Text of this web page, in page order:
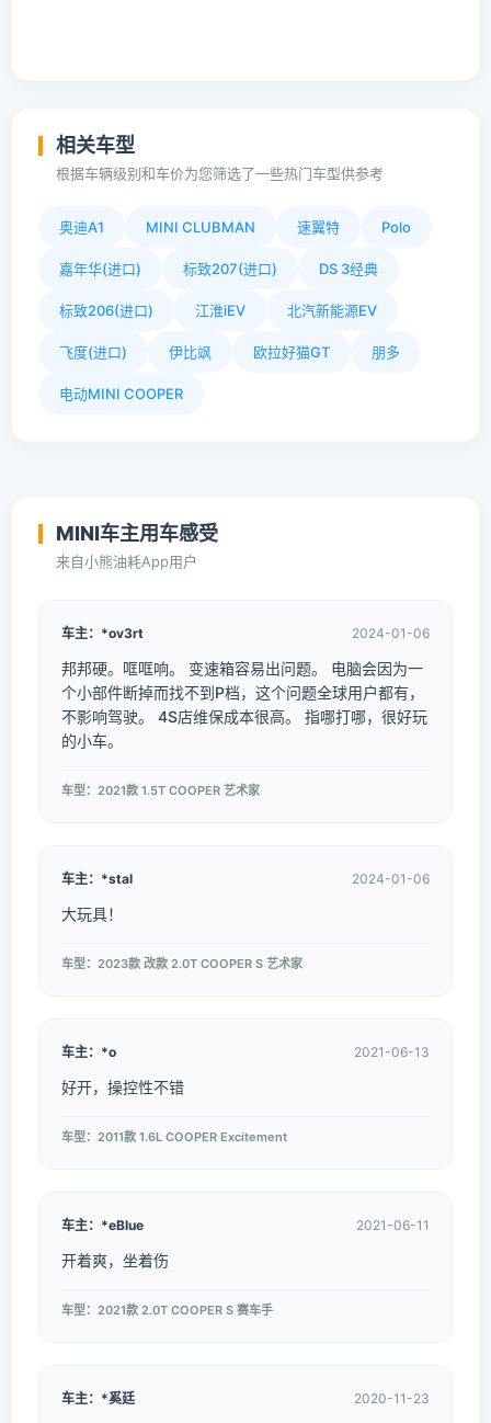
相关车型
根据车辆级别和车价为您筛选了一些热门车型供参考
奥迪A1 MINI CLUBMAN 速翼特 Polo
嘉年华(进口) 标致207(进口) DS 3经典
标致206(进口) 江淮iEV 北汽新能源EV
飞度(进口) 伊比飒 欧拉好猫GT 朋多
电动MINI COOPER
MINI车主用车感受
来自小熊油耗App用户
车主：*ov3rt 2024-01-06
邦邦硬。哐哐响。 变速箱容易出问题。 电脑会因为一
个小部件断掉而找不到P档，这个问题全球用户都有，
不影响驾驶。 4S店维保成本很高。 指哪打哪，很好玩
的小车。
车型：2021款 1.5T COOPER 艺术家
车主：*stal 2024-01-06
大玩具！
车型：2023款 改款 2.0T COOPER S 艺术家
车主：*o 2021-06-13
好开，操控性不错
车型：2011款 1.6L COOPER Excitement
车主：*eBlue 2021-06-11
开着爽，坐着伤
车型：2021款 2.0T COOPER S 赛车手
车主：*奚廷 2020-11-23